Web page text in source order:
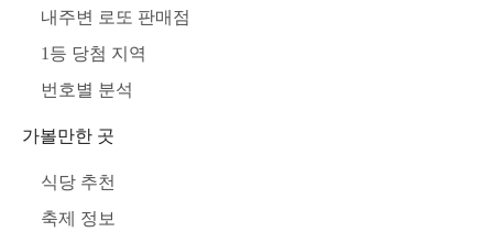
내주변 로또 판매점
1등 당첨 지역
번호별 분석
가볼만한 곳
식당 추천
축제 정보